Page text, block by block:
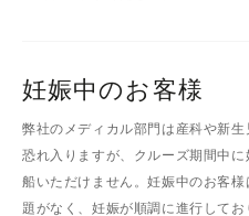
妊娠中のお客様
弊社のメディカル部門は産科や新
恐れ入りますが、クルーズ期間中
船いただけません。妊娠中のお客
題がなく、妊娠が順調に進行して